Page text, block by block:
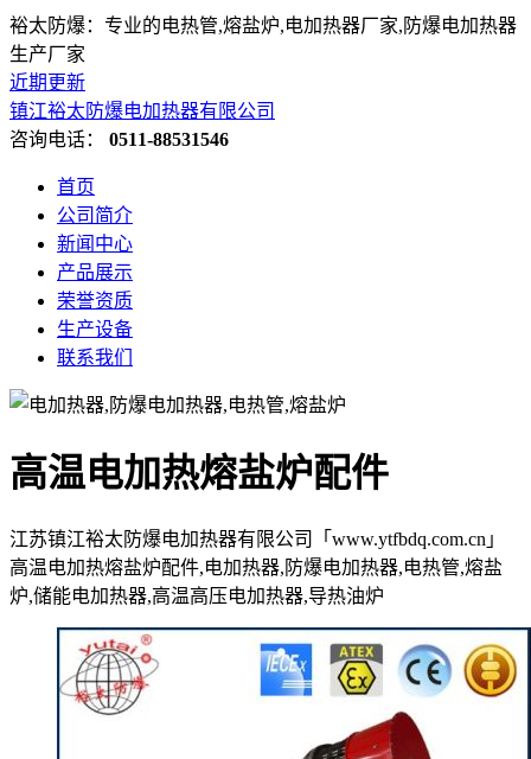
裕太防爆：专业的电热管,熔盐炉,电加热器厂家,防爆电加热器
生产厂家
近期更新
镇江裕太防爆电加热器有限公司
咨询电话： 0511-88531546
首页
公司简介
新闻中心
产品展示
荣誉资质
生产设备
联系我们
高温电加热熔盐炉配件
江苏镇江裕太防爆电加热器有限公司「www.ytfbdq.com.cn」
高温电加热熔盐炉配件,电加热器,防爆电加热器,电热管,熔盐
炉,储能电加热器,高温高压电加热器,导热油炉